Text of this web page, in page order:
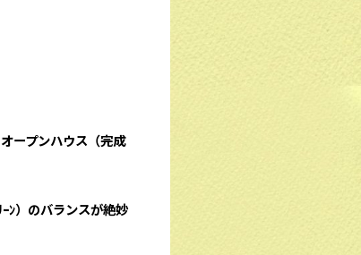
ープンハウス（完成
ﾝ）のバランスが絶妙